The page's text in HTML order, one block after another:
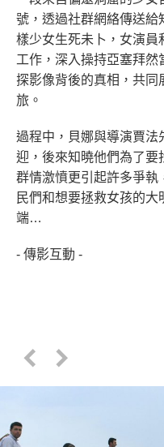
號，透過社群網絡傳送給
樣少女生死未卜，女演員
工作，深入操持亞塞拜
探影像背後的真相，共同
旅。
過程中，貝娜與導演賈法
迎，後來知曉他們為了要
群情激憤更引起許多爭執
民們和想要拯救女孩的
端…
- 傳影互動 -